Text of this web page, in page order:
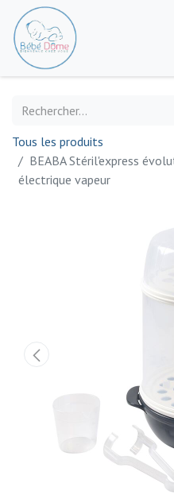
Tous les produits
BEABA Stéril'express
électrique vapeur